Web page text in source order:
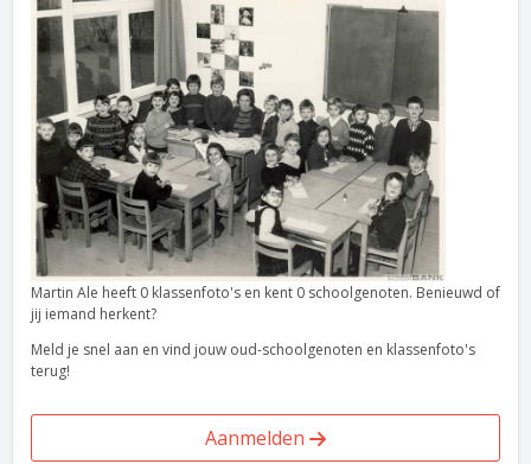
Martin Ale heeft 0 klassenfoto's en kent 0 schoolgenoten. Benieuwd of
jij iemand herkent?
Meld je snel aan en vind jouw oud-schoolgenoten en klassenfoto's
terug!
Aanmelden